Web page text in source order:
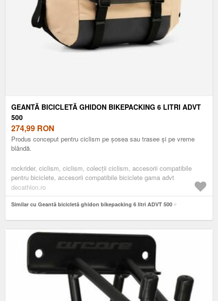
GEANTĂ BICICLETĂ GHIDON BIKEPACKING 6 LITRI ADVT
500
274,99 RON
Produs conceput pentru ciclism pe șosea sau trasee și pe vreme
blândă.
rockrider, ciclism, ciclism, colecții ciclism, accesorii compatibile
pentru biciclete, accesorii compatibile biciclete gama advt
decathlon.ro
Similar cu Geantă bicicletă ghidon bikepacking 6 litri ADVT 500